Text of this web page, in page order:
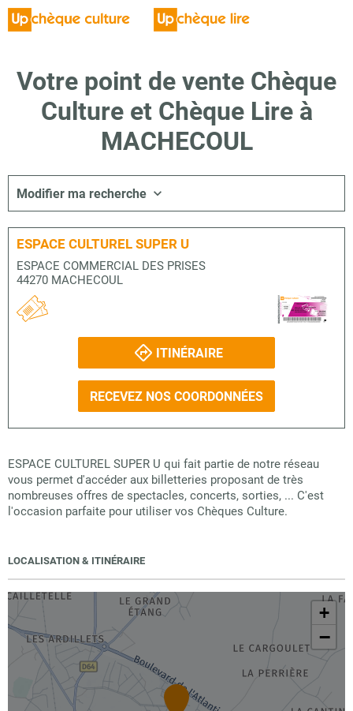
Votre point de vente Chèque
Culture et Chèque Lire à
MACHECOUL
Modifier ma recherche
ESPACE CULTUREL SUPER U
ESPACE COMMERCIAL DES PRISES
44270 MACHECOUL
ITINÉRAIRE
RECEVEZ NOS COORDONNÉES
ESPACE CULTUREL SUPER U qui fait partie de notre réseau
vous permet d'accéder aux billetteries proposant de très
nombreuses offres de spectacles, concerts, sorties, ... C'est
l'occasion parfaite pour utiliser vos Chèques Culture.
LOCALISATION & ITINÉRAIRE
+
−